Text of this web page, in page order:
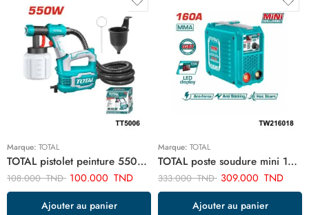
Marque: TOTAL
TOTAL pistolet peinture 550w TT5006
108.000TND 100.000 TND
Ajouter au panier
Marque: TOTAL
TOTAL poste soudure mini 160a TW216018
333.000TND 309.000 TND
Ajouter au panier